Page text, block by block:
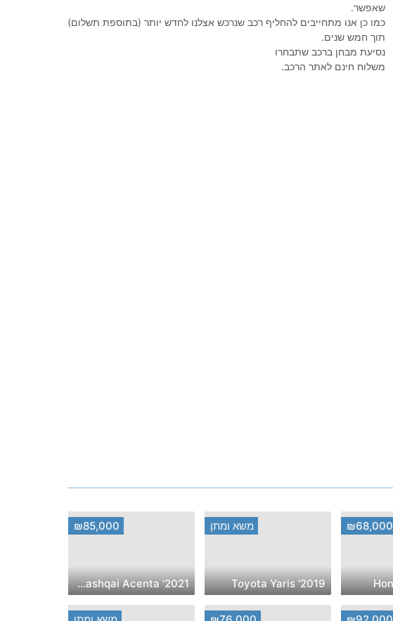
שאפשר.
כמו כן אנו מתחייבים להחליף רכב שנרכש אצלנו לחדש יותר (בתוספת תשלום)
תוך חמש שנים.
נסיעת מבחן ברכב שתבחרו
משלוח חינם לאתר הרכב.
₪68,000 משא ומתן
2019' Toyota Yaris
₪85,000
2021' Nissan Qashqai Acenta